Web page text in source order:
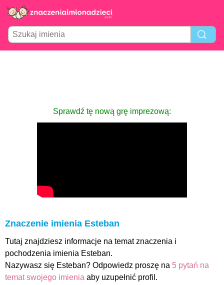
Sprawdź tę nową grę imprezową:
Znaczenie imienia Esteban
Tutaj znajdziesz informacje na temat znaczenia i
pochodzenia imienia Esteban.
Nazywasz się Esteban? Odpowiedz proszę na 5 pytań na
temat swojego imienia aby uzupełnić profil.